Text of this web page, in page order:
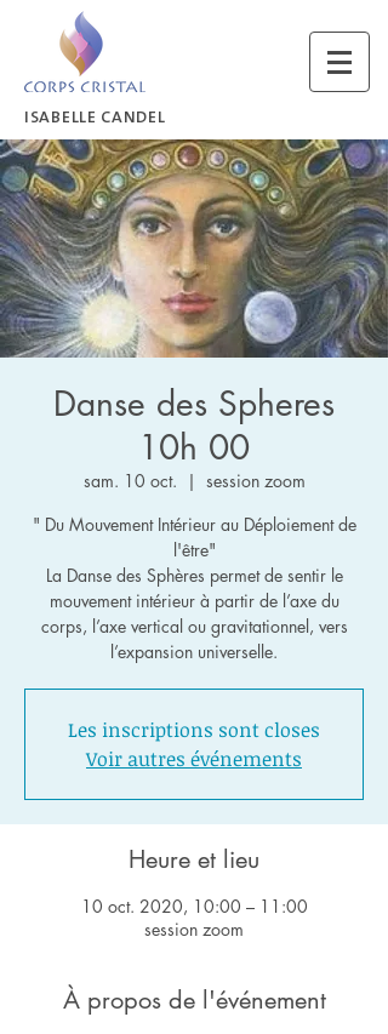
ISABELLE CANDEL
Danse des Spheres
10h 00
sam. 10 oct.
  |
session zoom
" Du Mouvement Intérieur au Déploiement de
l'être"
La Danse des Sphères permet de sentir le
mouvement intérieur à partir de l’axe du
corps, l’axe vertical ou gravitationnel, vers
l’expansion universelle.
Les inscriptions sont closes
Voir autres événements
Heure et lieu
10 oct. 2020, 10:00 – 11:00
session zoom
À propos de l'événement